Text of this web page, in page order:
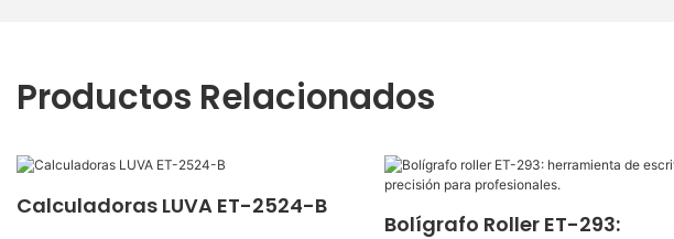
Productos Relacionados
Calculadoras LUVA ET-2524-B
Bolígrafo Roller ET-293: